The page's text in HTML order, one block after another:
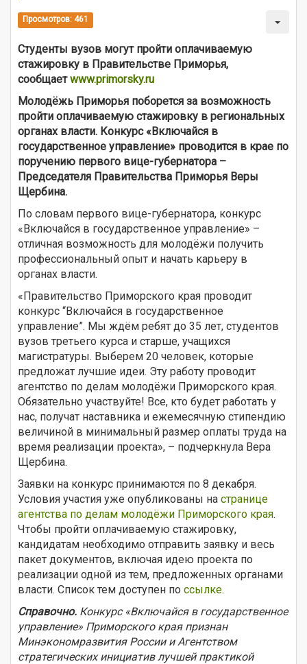
Просмотров: 461
Студенты вузов могут пройти оплачиваемую
стажировку в Правительстве Приморья,
сообщаетwww.primorsky.ru
Молодёжь Приморья поборется за возможность
пройти оплачиваемую стажировку в региональных
органах власти. Конкурс «Включайся в
государственное управление» проводится в крае по
поручению первого вице-губернатора –
Председателя Правительства Приморья Веры
Щербина.
По словам первого вице-губернатора, конкурс
«Включайся в государственное управление» –
отличная возможность для молодёжи получить
профессиональный опыт и начать карьеру в
органах власти.
«Правительство Приморского края проводит
конкурс “Включайся в государственное
управление”. Мы ждём ребят до 35 лет, студентов
вузов третьего курса и старше, учащихся
магистратуры. Выберем 20 человек, которые
предложат лучшие идеи. Эту работу проводит
агентство по делам молодёжи Приморского края.
Обязательно участвуйте! Все, кто будет работать у
нас, получат наставника и ежемесячную стипендию
величиной в минимальный размер оплаты труда на
время реализации проекта», – подчеркнула Вера
Щербина.
Заявки на конкурс принимаются по 8 декабря.
Условия участия уже опубликованы на странице
агентства по делам молодёжи Приморского края.
Чтобы пройти оплачиваемую стажировку,
кандидатам необходимо отправить заявку и весь
пакет документов, включая идею проекта по
реализации одной из тем, предложенных органами
власти. Список тем доступен по ссылке.
Справочно. Конкурс «Включайся в государственное
управление» Приморского края признан
Минэкономразвития России и Агентством
стратегических инициатив лучшей практикой